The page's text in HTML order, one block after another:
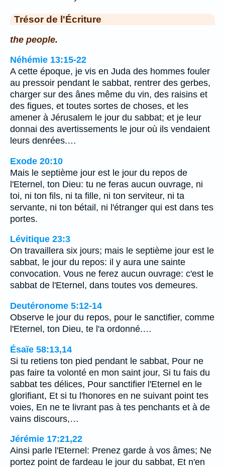
Trésor de l'Écriture
the people.
Néhémie 13:15-22
A cette époque, je vis en Juda des hommes fouler
au pressoir pendant le sabbat, rentrer des gerbes,
charger sur des ânes même du vin, des raisins et
des figues, et toutes sortes de choses, et les
amener à Jérusalem le jour du sabbat; et je leur
donnai des avertissements le jour où ils vendaient
leurs denrées.…
Exode 20:10
Mais le septième jour est le jour du repos de
l'Eternel, ton Dieu: tu ne feras aucun ouvrage, ni
toi, ni ton fils, ni ta fille, ni ton serviteur, ni ta
servante, ni ton bétail, ni l'étranger qui est dans tes
portes.
Lévitique 23:3
On travaillera six jours; mais le septième jour est le
sabbat, le jour du repos: il y aura une sainte
convocation. Vous ne ferez aucun ouvrage: c'est le
sabbat de l'Eternel, dans toutes vos demeures.
Deutéronome 5:12-14
Observe le jour du repos, pour le sanctifier, comme
l'Eternel, ton Dieu, te l'a ordonné.…
Ésaïe 58:13,14
Si tu retiens ton pied pendant le sabbat, Pour ne
pas faire ta volonté en mon saint jour, Si tu fais du
sabbat tes délices, Pour sanctifier l'Eternel en le
glorifiant, Et si tu l'honores en ne suivant point tes
voies, En ne te livrant pas à tes penchants et à de
vains discours,…
Jérémie 17:21,22
Ainsi parle l'Eternel: Prenez garde à vos âmes; Ne
portez point de fardeau le jour du sabbat, Et n'en